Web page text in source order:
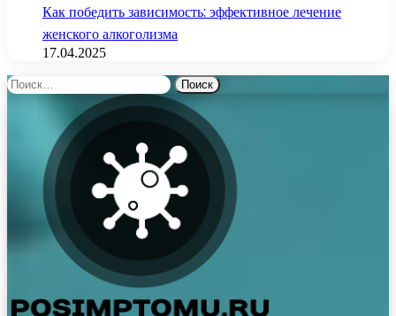
Как победить зависимость: эффективное лечение
женского алкоголизма
17.04.2025
Найти: